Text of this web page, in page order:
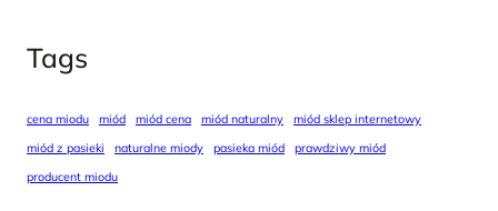
Tags
cena miodu miód miód cena miód naturalny
miód sklep internetowy
miód z pasieki
naturalne miody pasieka miód
prawdziwy miód
producent miodu